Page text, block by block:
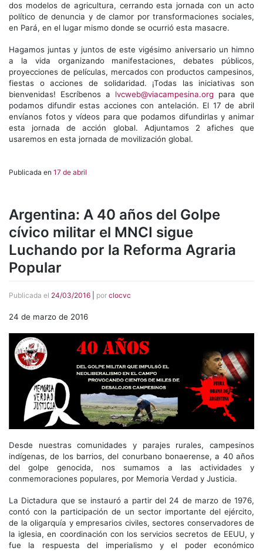
dos modelos de agricultura, cerrando esta jornada con un acto
político de denuncia y de clamor por transformaciones sociales,
en Pará, en el lugar mismo donde se ocurrió esta masacre.
Hagamos juntas y juntos de este vigésimo aniversario un himno
a la vida organizando manifestaciones, debates públicos,
proyecciones de películas, mercados con productos campesinos,
fiestas o acciones de solidaridad. ¡Todas las iniciativas son
bienvenidas! Escríbenos a lvcweb@viacampesina.org para que
podamos difundir estas acciones con antelación. El 17 de abril
envíanos fotos y vídeos para que podamos difundirlas y animar
esta jornada de acción global. Adjuntamos 2 afiches que
usaremos en esta jornada de movilización global.
Publicada en 17 de abril
Argentina: A 40 años del Golpe
cívico militar el MNCI sigue
Luchando por la Reforma Agraria
Popular
Publicada el 24/03/2016 por clocvc
24 de marzo de 2016
Desde nuestras comunidades y parajes rurales, campesinos
indígenas, de los barrios, del conurbano bonaerense, a 40 años
del golpe genocida, nos sumamos a las actividades y
conmemoraciones populares, por Memoria Verdad y Justicia.
La Dictadura que se instauró a partir del 24 de marzo de 1976,
contó con la participación de un sector importante del ejército,
de la oligarquía y empresarios civiles, sectores conservadores de
la iglesia, en coordinación con los servicios secretos de EEUU, y
fue la respuesta del imperialismo y el poder económico